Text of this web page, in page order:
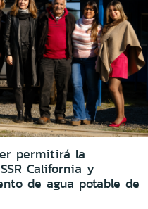
permitirá la
California y
de agua potable de